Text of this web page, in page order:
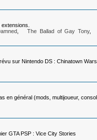
, The Ballad of Gay Tony,
sur Nintendo DS : Chinatown Wars
en général (mods, multijoueur,
GTA PSP : Vice City Stories